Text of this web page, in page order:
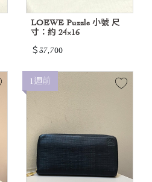
LOEWE Puzzle 小號 尺
寸：約 24×16
＄37,700
1週前